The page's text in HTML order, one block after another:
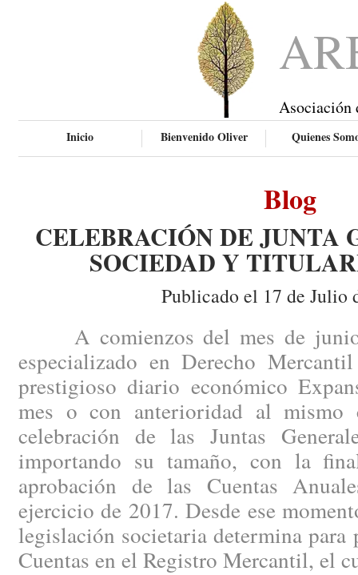
Asociación
Inicio Bienvenido Oliver Quienes
Blog
CELEBRACIÓN DE JUNTA
SOCIEDAD Y
Publicado el 17 de Julio
A comienzos del mes de junio,
especializado en Derecho
prestigioso diario económico
mes o con anterioridad al mismo
celebración de las Juntas
importando su tamaño, con la
aprobación de las Cuentas
ejercicio de 2017. Desde ese
legislación societaria determina para
Cuentas en el Registro Mercantil, el